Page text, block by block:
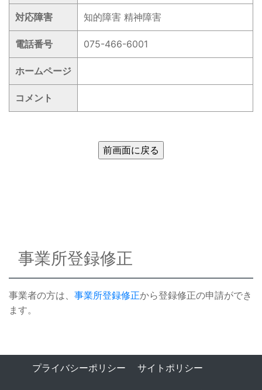
対応障害 知的障害 精神障害
電話番号 075-466-6001
ホームページ
コメント
事業所登録修正
事業者の方は、 事業所登録修正から登録修正の申請ができ
ます。
プライバシーポリシー サイトポリシー